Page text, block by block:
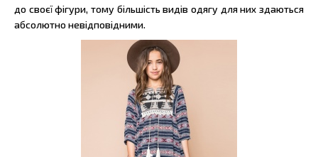
до своєї фігури, тому більшість видів одягу для них здаються
абсолютно невідповідними.